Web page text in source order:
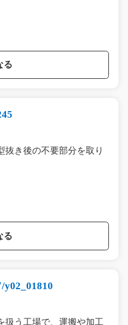
る
抜き後の不要部分を取り
る
y02_01810
扱う工場で、運搬や加工